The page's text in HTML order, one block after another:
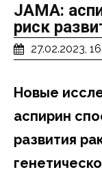
JAMA:
риск
27.02.2023,
Новые
аспирин
развития